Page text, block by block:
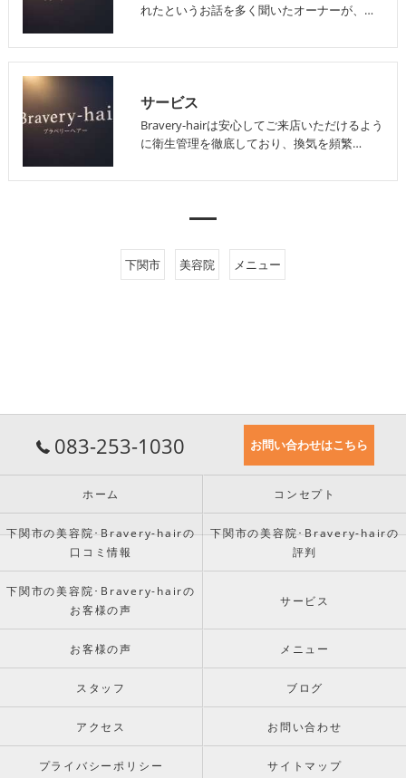
れたというお話を多く聞いたオーナーが、…
サービス
Bravery-hairは安心してご来店いただけるよう
に衛生管理を徹底しており、換気を頻繁…
下関市 美容院 メニュー
083-253-1030 お問い合わせはこちら
ホーム コンセプト
下関市の美容院･Bravery-hairの
口コミ情報
下関市の美容院･Bravery-hairの
評判
下関市の美容院･Bravery-hairの
お客様の声
サービス
お客様の声 メニュー
スタッフ ブログ
アクセス お問い合わせ
プライバシーポリシー サイトマップ